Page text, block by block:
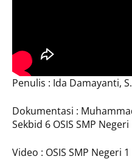
Penulis : Ida Damayanti,
Dokumentasi :
Sekbid 6 OSIS SMP
Video : OSIS SMP Negeri